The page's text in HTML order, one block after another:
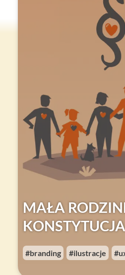
MAŁA
KONSTYTUCJA
branding ilustracje